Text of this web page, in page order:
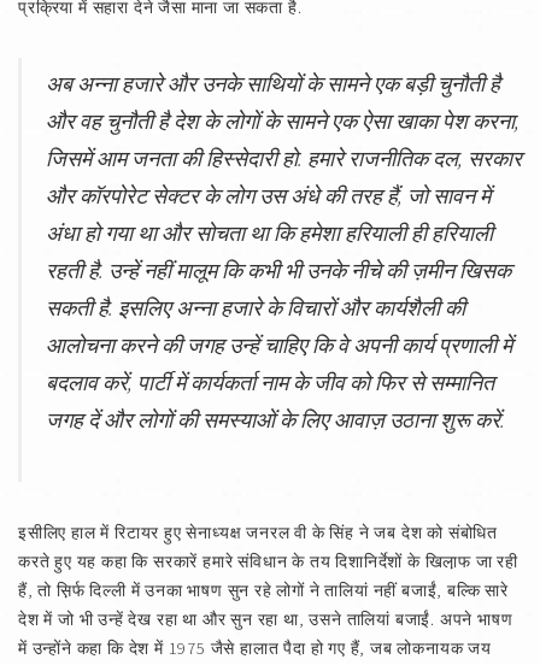
प्रक्रिया में सहारा देने जैसा माना जा सकता है.
अब अन्ना हजारे और उनके साथियों के सामने एक बड़ी चुनौती है
और वह चुनौती है देश के लोगों के सामने एक ऐसा खाका पेश करना,
जिसमें आम जनता की हिस्सेदारी हो. हमारे राजनीतिक दल, सरकार
और कॉरपोरेट सेक्टर के लोग उस अंधे की तरह हैं, जो सावन में
अंधा हो गया था और सोचता था कि हमेशा हरियाली ही हरियाली
रहती है. उन्हें नहीं मालूम कि कभी भी उनके नीचे की ज़मीन खिसक
सकती है. इसलिए अन्ना हजारे के विचारों और कार्यशैली की
आलोचना करने की जगह उन्हें चाहिए कि वे अपनी कार्य प्रणाली में
बदलाव करें, पार्टी में कार्यकर्ता नाम के जीव को फिर से सम्मानित
जगह दें और लोगों की समस्याओं के लिए आवाज़ उठाना शुरू करें.
इसीलिए हाल में रिटायर हुए सेनाध्यक्ष जनरल वी के सिंह ने जब देश को संबोधित
करते हुए यह कहा कि सरकारें हमारे संविधान के तय दिशानिर्देशों के खिला़फ जा रही
हैं, तो स़िर्फ दिल्ली में उनका भाषण सुन रहे लोगों ने तालियां नहीं बजाईं, बल्कि सारे
देश में जो भी उन्हें देख रहा था और सुन रहा था, उसने तालियां बजाईं. अपने भाषण
में उन्होंने कहा कि देश में 1975 जैसे हालात पैदा हो गए हैं, जब लोकनायक जय